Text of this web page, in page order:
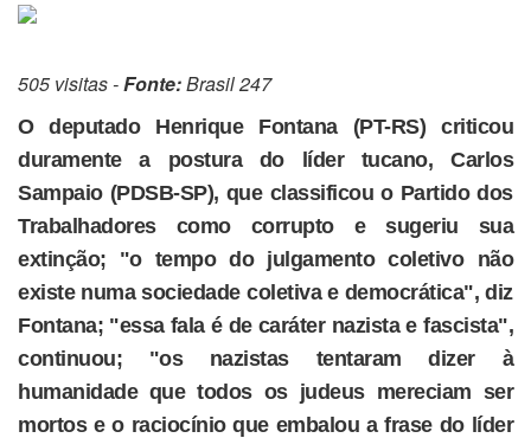
505 visitas -Fonte:Brasil 247
O deputado Henrique Fontana (PT-RS) criticou
duramente a postura do líder tucano, Carlos
Sampaio (PDSB-SP), que classificou o Partido dos
Trabalhadores como corrupto e sugeriu sua
extinção; "o tempo do julgamento coletivo não
existe numa sociedade coletiva e democrática", diz
Fontana; "essa fala é de caráter nazista e fascista",
continuou; "os nazistas tentaram dizer à
humanidade que todos os judeus mereciam ser
mortos e o raciocínio que embalou a frase do líder